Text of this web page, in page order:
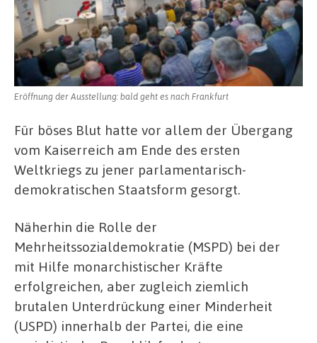
Eröffnung der Ausstellung: bald geht es nach Frankfurt
Für böses Blut hatte vor allem der Übergang
vom Kaiserreich am Ende des ersten
Weltkriegs zu jener parlamentarisch-
demokratischen Staatsform gesorgt.
Näherhin die Rolle der
Mehrheitssozialdemokratie (MSPD) bei der
mit Hilfe monarchistischer Kräfte
erfolgreichen, aber zugleich ziemlich
brutalen Unterdrückung einer Minderheit
(USPD) innerhalb der Partei, die eine